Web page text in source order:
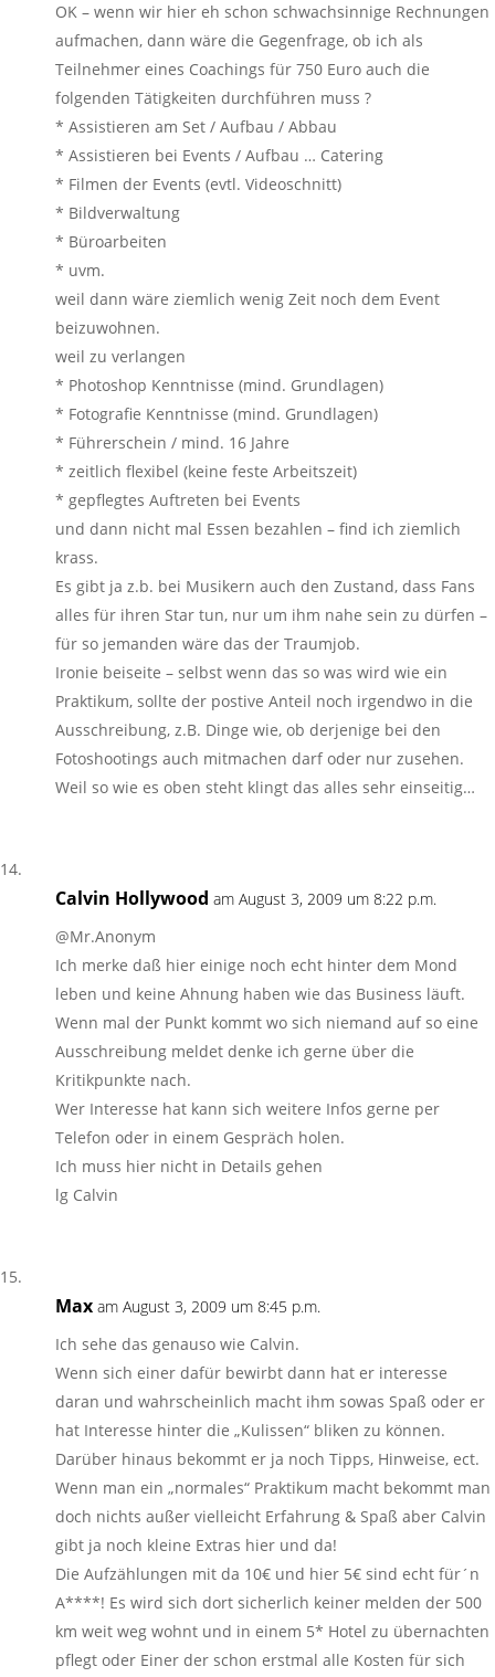
OK – wenn wir hier eh schon schwachsinnige Rechnungen
aufmachen, dann wäre die Gegenfrage, ob ich als
Teilnehmer eines Coachings für 750 Euro auch die
folgenden Tätigkeiten durchführen muss ?
* Assistieren am Set / Aufbau / Abbau
* Assistieren bei Events / Aufbau … Catering
* Filmen der Events (evtl. Videoschnitt)
* Bildverwaltung
* Büroarbeiten
* uvm.
weil dann wäre ziemlich wenig Zeit noch dem Event
beizuwohnen.
weil zu verlangen
* Photoshop Kenntnisse (mind. Grundlagen)
* Fotografie Kenntnisse (mind. Grundlagen)
* Führerschein / mind. 16 Jahre
* zeitlich flexibel (keine feste Arbeitszeit)
* gepflegtes Auftreten bei Events
und dann nicht mal Essen bezahlen – find ich ziemlich
krass.
Es gibt ja z.b. bei Musikern auch den Zustand, dass Fans
alles für ihren Star tun, nur um ihm nahe sein zu dürfen –
für so jemanden wäre das der Traumjob.
Ironie beiseite – selbst wenn das so was wird wie ein
Praktikum, sollte der postive Anteil noch irgendwo in die
Ausschreibung, z.B. Dinge wie, ob derjenige bei den
Fotoshootings auch mitmachen darf oder nur zusehen.
Weil so wie es oben steht klingt das alles sehr einseitig…
Calvin Hollywood am August 3, 2009 um 8:22 p.m.
@Mr.Anonym
Ich merke daß hier einige noch echt hinter dem Mond
leben und keine Ahnung haben wie das Business läuft.
Wenn mal der Punkt kommt wo sich niemand auf so eine
Ausschreibung meldet denke ich gerne über die
Kritikpunkte nach.
Wer Interesse hat kann sich weitere Infos gerne per
Telefon oder in einem Gespräch holen.
Ich muss hier nicht in Details gehen
lg Calvin
Max am August 3, 2009 um 8:45 p.m.
Ich sehe das genauso wie Calvin.
Wenn sich einer dafür bewirbt dann hat er interesse
daran und wahrscheinlich macht ihm sowas Spaß oder er
hat Interesse hinter die „Kulissen“ bliken zu können.
Darüber hinaus bekommt er ja noch Tipps, Hinweise, ect.
Wenn man ein „normales“ Praktikum macht bekommt man
doch nichts außer vielleicht Erfahrung & Spaß aber Calvin
gibt ja noch kleine Extras hier und da!
Die Aufzählungen mit da 10€ und hier 5€ sind echt für´n
A****! Es wird sich dort sicherlich keiner melden der 500
km weit weg wohnt und in einem 5* Hotel zu übernachten
pflegt oder Einer der schon erstmal alle Kosten für sich